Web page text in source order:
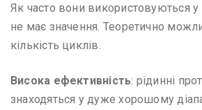
Як часто вони використовуються у
не має значення. Теоретично
кількість циклів.
Висока ефективність: рідинні
знаходяться у дуже хорошому